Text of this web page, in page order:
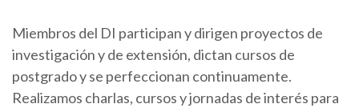
Miembros del DI participan y dirigen proyectos de
investigación y de extensión, dictan cursos de
postgrado y se perfeccionan continuamente.
Realizamos charlas, cursos y jornadas de interés para